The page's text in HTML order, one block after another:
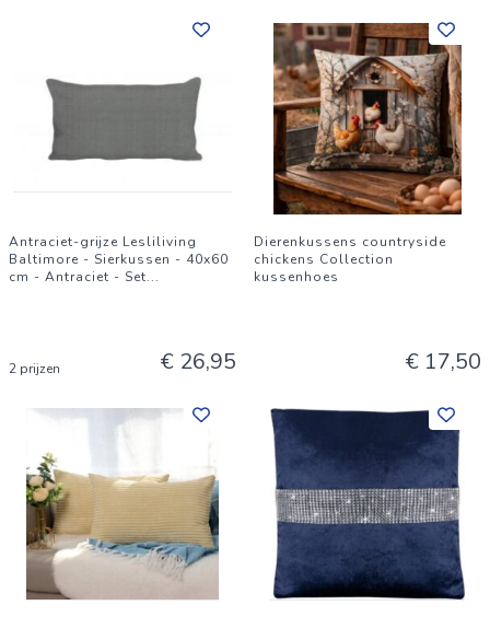
Antraciet-grijze Lesliliving
Baltimore - Sierkussen - 40x60
cm - Antraciet - Set...
2 prijzen € 26,95
Dierenkussens countryside
chickens Collection
kussenhoes
€ 17,50